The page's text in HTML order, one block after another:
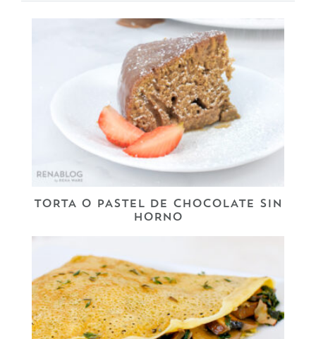
TORTA O PASTEL DE CHOCOLATE SIN
HORNO